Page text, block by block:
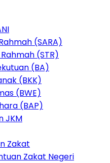
(SARA)
(STR)
(BA)
(BKK)
(BWE)
(BAP)
JKM
Zakat
Zakat Negeri